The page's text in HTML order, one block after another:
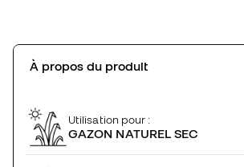
À propos du produit
Utilisation pour :
GAZON NATUREL SEC